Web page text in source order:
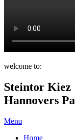
welcome to:
Steintor Kiez
Hannovers
Menu
Home